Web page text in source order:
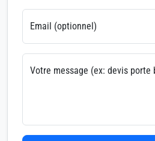
Email (optionnel)
Votre message (ex: devis porte